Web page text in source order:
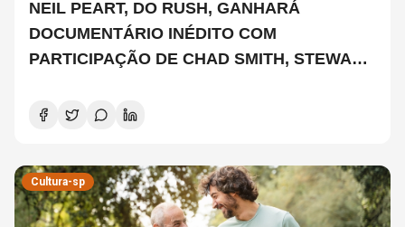
NEIL PEART, DO RUSH, GANHARÁ
DOCUMENTÁRIO INÉDITO COM
PARTICIPAÇÃO DE CHAD SMITH, STEWART
Cultura-sp